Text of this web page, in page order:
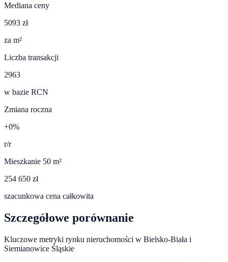
Mediana ceny
5093 zł
za m²
Liczba transakcji
2963
w bazie RCN
Zmiana roczna
+0%
r/r
Mieszkanie 50 m²
254 650 zł
szacunkowa cena całkowita
Szczegółowe porównanie
Kluczowe metryki rynku nieruchomości w Bielsko-Biała i
Siemianowice Śląskie